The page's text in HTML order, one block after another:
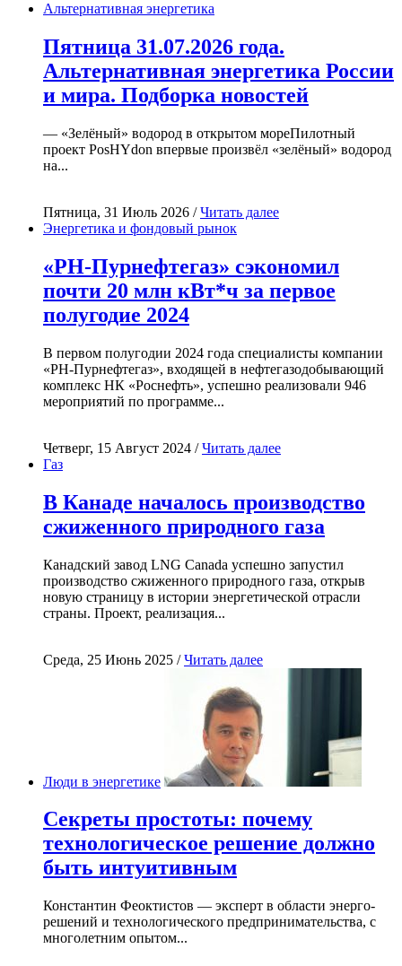
Альтернативная энергетика
Пятница 31.07.2026 года.
Альтернативная энергетика России
и мира. Подборка новостей
— «Зелёный» водород в открытом мореПилотный
проект PosHYdon впервые произвёл «зелёный» водород
на...
Пятница, 31 Июль 2026 /Читать далее
Энергетика и фондовый рынок
«РН-Пурнефтегаз» сэкономил
почти 20 млн кВт*ч за первое
полугодие 2024
В первом полугодии 2024 года специалисты компании
«РН-Пурнефтегаз», входящей в нефтегазодобывающий
комплекс НК «Роснефть», успешно реализовали 946
мероприятий по программе...
Четверг, 15 Август 2024 /Читать далее
Газ
В Канаде началось производство
сжиженного природного газа
Канадский завод LNG Canada успешно запустил
производство сжиженного природного газа, открыв
новую страницу в истории энергетической отрасли
страны. Проект, реализация...
Среда, 25 Июнь 2025 /Читать далее
Люди в энергетике
Секреты простоты: почему
технологическое решение должно
быть интуитивным
Константин Феоктистов — эксперт в области энерго-
решений и технологического предпринимательства, с
многолетним опытом...